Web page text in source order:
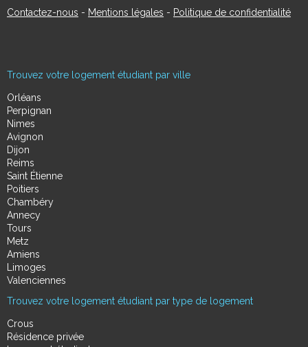
Contactez-nous - Mentions légales - Politique de confidentialité
Trouvez votre logement étudiant par ville
Orléans
Perpignan
Nimes
Avignon
Dijon
Reims
Saint Étienne
Poitiers
Chambéry
Annecy
Tours
Metz
Amiens
Limoges
Valenciennes
Trouvez votre logement étudiant par type de logement
Crous
Résidence privée